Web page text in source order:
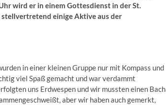
wird er in einem Gottesdienst in der St.
einige Aktive aus der
in einer kleinen Gruppe nur mit Kompass und
viel Spaß gemacht und war verdammt
uns Erdwespen und wir mussten einen Bach
aber wir haben auch gemerkt,